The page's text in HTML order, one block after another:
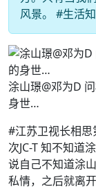
风景。 #生活
涂山璟@邓为D
身世…
#江苏卫视长相思
次JC-T 知不知道
说自己不知道涂
私情，之后就离